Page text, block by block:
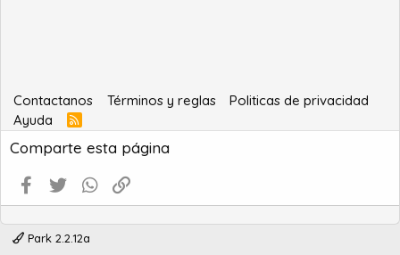
Contactanos Términos y reglas
Politicas de privacidad
Ayuda
R
S
S
Comparte esta página
Facebook
Twitter WhatsApp
Park 2.2.12a